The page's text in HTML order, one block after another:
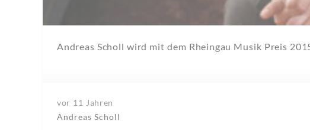
Andreas Scholl wird mit dem Rheingau Musik Preis
vor 11 Jahren
Andreas Scholl